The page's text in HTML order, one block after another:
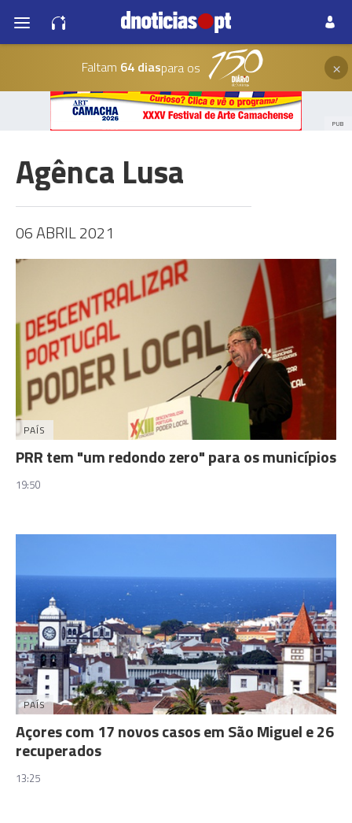
Faltam 64 diaspara os ×
PUB
Agênca Lusa
06 ABRIL 2021
PAÍS
PRR tem "um redondo zero" para os municípios
19:50
PAÍS
Açores com 17 novos casos em São Miguel e 26
recuperados
13:25